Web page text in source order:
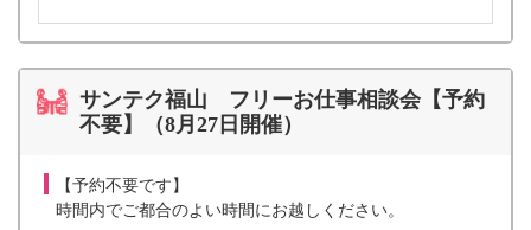
サンテク福山 フリーお仕事相談会【予約
不要】（8月27日開催）
【予約不要です】
時間内でご都合のよい時間にお越しください。